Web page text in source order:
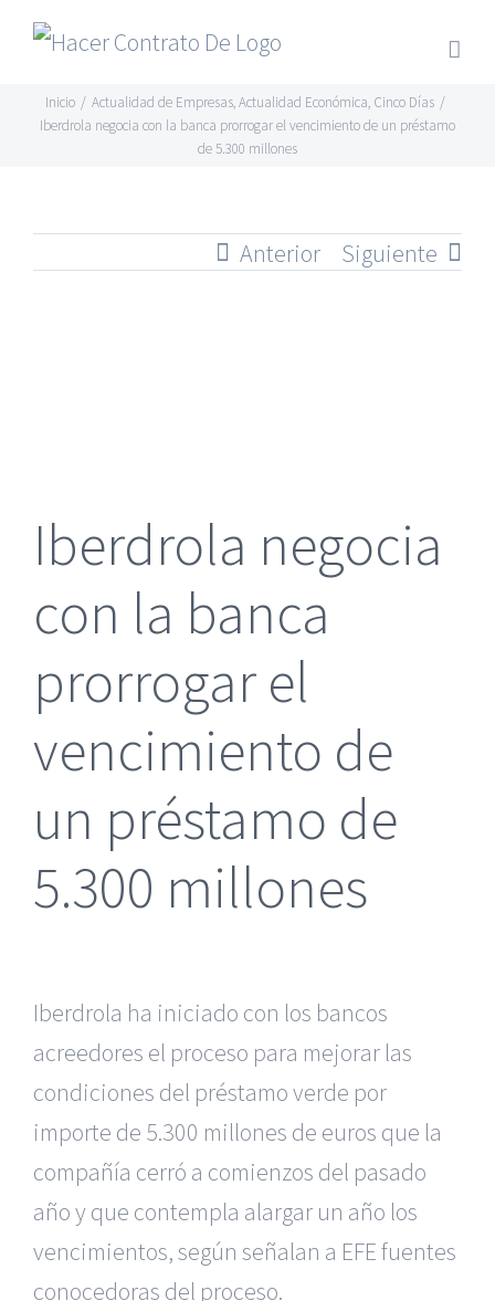
Skip
content
Inicio / Actualidad de Empresas,Actualidad Económica, Cinco Días /
Iberdrola negocia con la banca prorrogar el vencimiento de un préstamo
de 5.300 millones
Anterior Siguiente
Iberdrola negocia
con la banca
prorrogar el
vencimiento de
un préstamo de
5.300 millones
Iberdrola ha iniciado con los bancos
acreedores el proceso para mejorar las
condiciones del préstamo verde por
importe de 5.300 millones de euros que la
compañía cerró a comienzos del pasado
año y que contempla alargar un año los
vencimientos, según señalan a EFE fuentes
conocedoras del proceso.